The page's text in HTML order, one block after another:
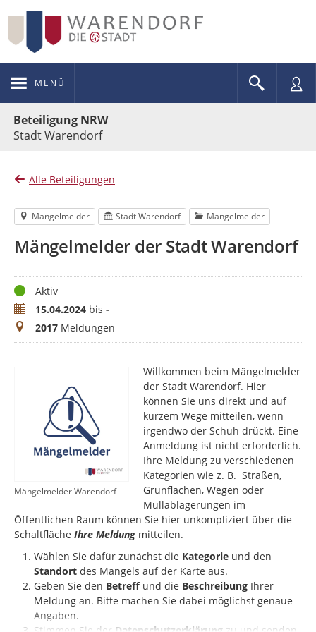
MENÜ
Beteiligung NRW
Stadt Warendorf
Alle Beteiligungen
Mängelmelder Stadt Warendorf Mängelmelder
Mängelmelder der Stadt Warendorf
StatusAktiv
Zeitraum15.04.2024 bis -
Meldungen
2017 Meldungen
Mängelmelder Warendorf
Willkommen beim Mängelmelder
der Stadt Warendorf. Hier
können Sie uns direkt und auf
kurzem Wege mitteilen, wenn
irgendwo der Schuh drückt. Eine
Anmeldung ist nicht erforderlich.
Ihre Meldung zu verschiedenen
Kategorien wie z. B. Straßen,
Grünflächen, Wegen oder
Müllablagerungen im
Öffentlichen Raum können Sie hier unkompliziert über die
Schaltfläche Ihre Meldung mitteilen.
Wählen Sie dafür zunächst die Kategorie und den
Standort des Mangels auf der Karte aus.
Geben Sie den Betreffund die Beschreibung Ihrer
Meldung an. Bitte machen Sie dabei möglichst genaue
Angaben.